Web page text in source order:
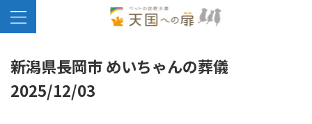
新潟県長岡市 めいちゃんの葬儀
2025/12/03